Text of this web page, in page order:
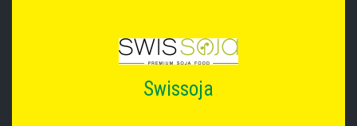
Swissoja